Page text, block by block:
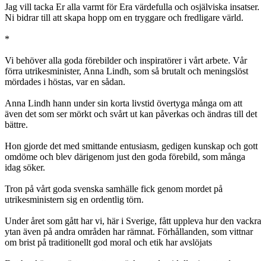
Jag vill tacka Er alla varmt för Era värdefulla och osjälviska insatser.
Ni bidrar till att skapa hopp om en tryggare och fredligare värld.
*
Vi behöver alla goda förebilder och inspiratörer i vårt arbete. Vår
förra utrikesminister, Anna Lindh, som så brutalt och meningslöst
mördades i höstas, var en sådan.
Anna Lindh hann under sin korta livstid övertyga många om att
även det som ser mörkt och svårt ut kan påverkas och ändras till det
bättre.
Hon gjorde det med smittande entusiasm, gedigen kunskap och gott
omdöme och blev därigenom just den goda förebild, som många
idag söker.
Tron på vårt goda svenska samhälle fick genom mordet på
utrikesministern sig en ordentlig törn.
Under året som gått har vi, här i Sverige, fått uppleva hur den vackra
ytan även på andra områden har rämnat. Förhållanden, som vittnar
om brist på traditionellt god moral och etik har avslöjats